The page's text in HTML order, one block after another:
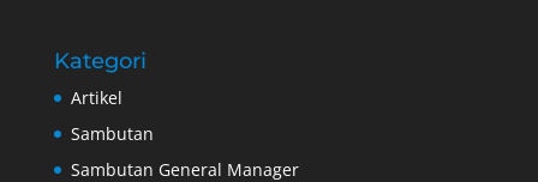
Kategori
Artikel
Sambutan
Sambutan General Manager